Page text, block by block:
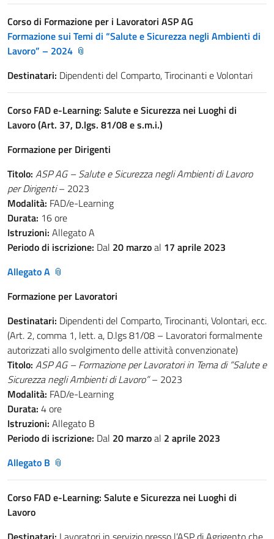
Corso di Formazione per i Lavoratori ASP AG
Formazione sui Temi di “Salute e Sicurezza negli Ambienti di
Lavoro” – 2024
Destinatari: Dipendenti del Comparto, Tirocinanti e Volontari
Corso FAD e-Learning: Salute e Sicurezza nei Luoghi di
Lavoro (Art. 37, D.lgs. 81/08 e s.m.i.)
Formazione per Dirigenti
Titolo: ASP AG – Salute e Sicurezza negli Ambienti di Lavoro
per Dirigenti– 2023
Modalità: FAD/e-Learning
Durata: 16 ore
Istruzioni: Allegato A
Periodo di iscrizione: Dal 20 marzoal 17 aprile 2023
Allegato A
Formazione per Lavoratori
Destinatari: Dipendenti del Comparto, Tirocinanti, Volontari, ecc.
(Art. 2, comma 1, lett. a, D.lgs 81/08 – Lavoratori formalmente
autorizzati allo svolgimento delle attività convenzionate)
Titolo: ASP AG – Formazione per Lavoratori in Tema di “Salute e
Sicurezza negli Ambienti di Lavoro”– 2023
Modalità: FAD/e-Learning
Durata: 4 ore
Istruzioni: Allegato B
Periodo di iscrizione: Dal 20 marzoal 2 aprile 2023
Allegato B
Corso FAD e-Learning: Salute e Sicurezza nei Luoghi di
Lavoro